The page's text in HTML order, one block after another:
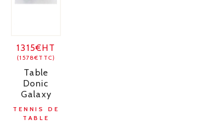
1315€HT
(1578€TTC)
Table
Donic
Galaxy
TENNIS DE
TABLE